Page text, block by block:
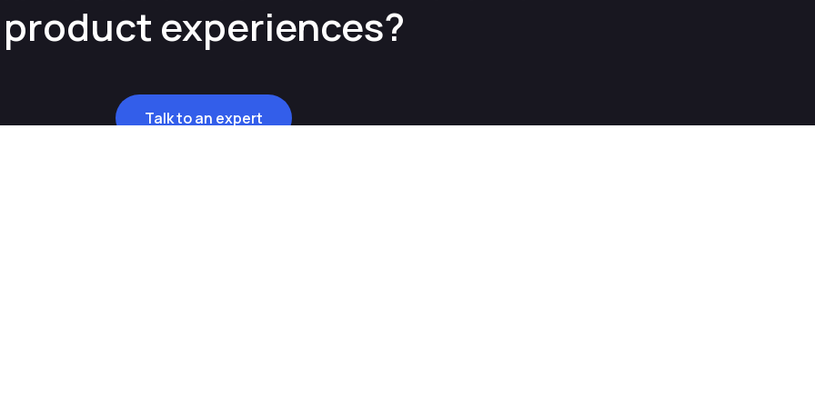
product experiences?
Talk to an expert